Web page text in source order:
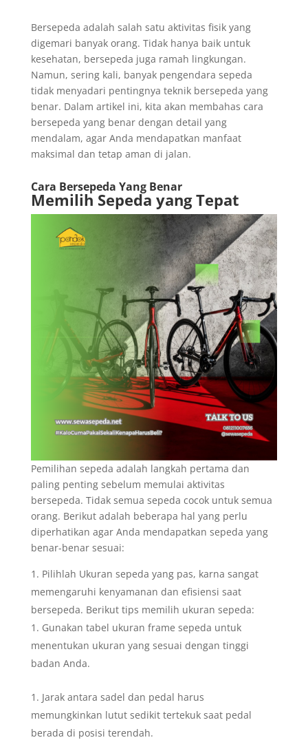
Bersepeda adalah salah satu aktivitas fisik yang
digemari banyak orang. Tidak hanya baik untuk
kesehatan, bersepeda juga ramah lingkungan.
Namun, sering kali, banyak pengendara sepeda
tidak menyadari pentingnya teknik bersepeda yang
benar. Dalam artikel ini, kita akan membahas cara
bersepeda yang benar dengan detail yang
mendalam, agar Anda mendapatkan manfaat
maksimal dan tetap aman di jalan.
Cara Bersepeda Yang Benar
Memilih Sepeda yang Tepat
Pemilihan sepeda adalah langkah pertama dan
paling penting sebelum memulai aktivitas
bersepeda. Tidak semua sepeda cocok untuk semua
orang. Berikut adalah beberapa hal yang perlu
diperhatikan agar Anda mendapatkan sepeda yang
benar-benar sesuai:
Pilihlah Ukuran sepeda yang pas, karna sangat
memengaruhi kenyamanan dan efisiensi saat
bersepeda. Berikut tips memilih ukuran sepeda:
Gunakan tabel ukuran frame sepeda untuk
menentukan ukuran yang sesuai dengan tinggi
badan Anda.
Jarak antara sadel dan pedal harus
memungkinkan lutut sedikit tertekuk saat pedal
berada di posisi terendah.